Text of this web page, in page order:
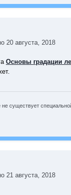
20 августа, 2018
Основы градации
не существует
21 августа, 2018